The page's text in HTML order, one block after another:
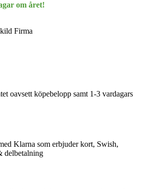
om året!
Firma
oavsett köpebelopp samt 1-3 vardagars
Klarna som erbjuder kort, Swish,
delbetalning